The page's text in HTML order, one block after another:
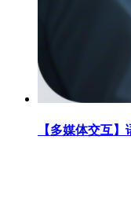
【多媒体交互